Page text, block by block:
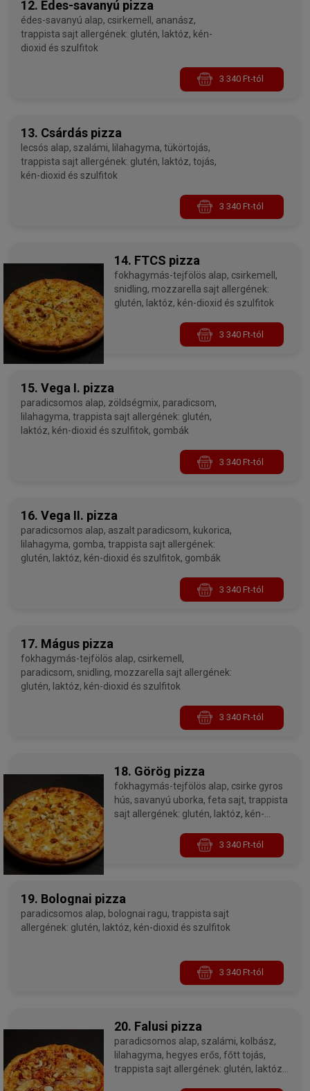
12. Édes-savanyú pizza
édes-savanyú alap, csirkemell, ananász,
trappista sajt allergének: glutén, laktóz, kén-
dioxid és szulfitok
3 340 Ft-tól
13. Csárdás pizza
lecsós alap, szalámi, lilahagyma, tükörtojás,
trappista sajt allergének: glutén, laktóz, tojás,
kén-dioxid és szulfitok
3 340 Ft-tól
14. FTCS pizza
fokhagymás-tejfölös alap, csirkemell,
snidling, mozzarella sajt allergének:
glutén, laktóz, kén-dioxid és szulfitok
3 340 Ft-tól
15. Vega I. pizza
paradicsomos alap, zöldségmix, paradicsom,
lilahagyma, trappista sajt allergének: glutén,
laktóz, kén-dioxid és szulfitok, gombák
3 340 Ft-tól
16. Vega II. pizza
paradicsomos alap, aszalt paradicsom, kukorica,
lilahagyma, gomba, trappista sajt allergének:
glutén, laktóz, kén-dioxid és szulfitok, gombák
3 340 Ft-tól
17. Mágus pizza
fokhagymás-tejfölös alap, csirkemell,
paradicsom, snidling, mozzarella sajt allergének:
glutén, laktóz, kén-dioxid és szulfitok
3 340 Ft-tól
18. Görög pizza
fokhagymás-tejfölös alap, csirke gyros
hús, savanyú uborka, feta sajt, trappista
sajt allergének: glutén, laktóz, kén-
3 340 Ft-tól
19. Bolognai pizza
paradicsomos alap, bolognai ragu, trappista sajt
allergének: glutén, laktóz, kén-dioxid és szulfitok
3 340 Ft-tól
20. Falusi pizza
paradicsomos alap, szalámi, kolbász,
lilahagyma, hegyes erős, főtt tojás,
trappista sajt allergének: glutén, laktóz,